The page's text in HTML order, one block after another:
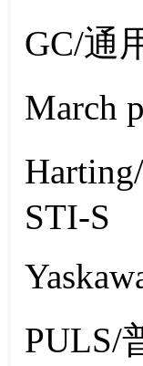
GC/通
March
STI-S
PULS/